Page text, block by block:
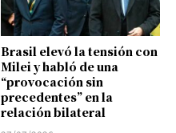
Brasil elevó la tensión con
Milei y habló de una
“provocación sin
precedentes” en la
relación bilateral